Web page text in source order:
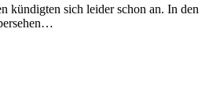
kündigten sich leider schon an. In den